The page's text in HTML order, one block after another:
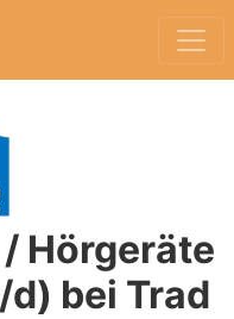
Hörgeräte
bei Trad